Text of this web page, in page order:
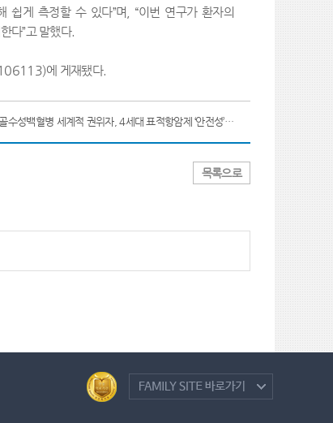
쉽게 측정할 수 있다”며 , “이번 연구가 환자의
다”고 말했다.
에 게재됐다.
[새소식] 만성골수성백혈병 세계적 권위자, 4세대 표적항암제 ‘안전성’ 입증
목록으로